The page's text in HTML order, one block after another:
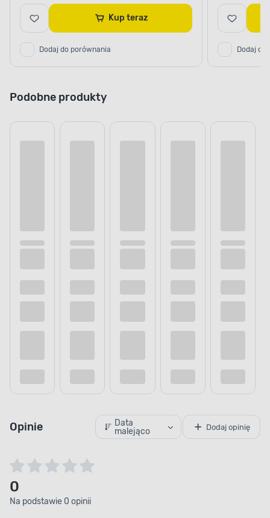
Kup teraz
Dodaj do porównania Dodaj do
Podobne produkty
Opinie
Data
malejąco
Dodaj opinię
0
Na podstawie 0 opinii